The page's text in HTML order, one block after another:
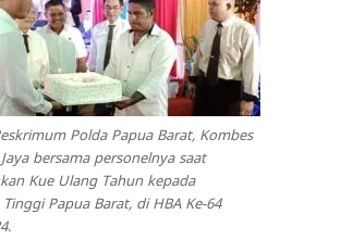
Polda Papua Barat, Kombes
bersama personelnya saat
Kue Ulang Tahun kepada
Tinggi Papua Barat, di HBA Ke-64